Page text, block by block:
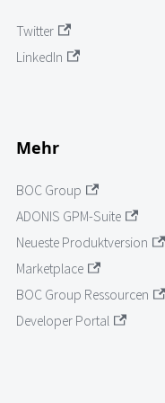
Twitter
LinkedIn
Mehr
BOC Group
ADONIS GPM-Suite
Neueste Produktversion
Marketplace
BOC Group Ressourcen
Developer Portal